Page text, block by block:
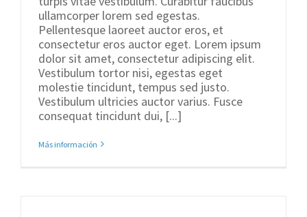
ullamcorper lorem sed egestas.
Pellentesque laoreet auctor eros, et
consectetur eros auctor eget. Lorem ipsum
dolor sit amet, consectetur adipiscing elit.
Vestibulum tortor nisi, egestas eget
molestie tincidunt, tempus sed justo.
Vestibulum ultricies auctor varius. Fusce
consequat tincidunt dui, [...]
Más información